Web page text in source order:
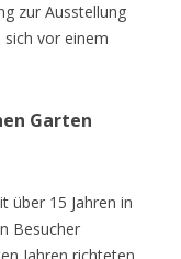
zur Ausstellung
vor einem
Garten
über 15 Jahren in
Besucher